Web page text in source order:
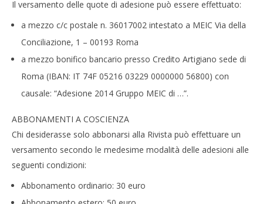
Il versamento delle quote di adesione può essere effettuato:
a mezzo c/c postale n. 36017002 intestato a MEIC Via della
Conciliazione, 1 – 00193 Roma
a mezzo bonifico bancario presso Credito Artigiano sede di
Roma (IBAN: IT 74F 05216 03229 0000000 56800) con
causale: “Adesione 2014 Gruppo MEIC di …”.
ABBONAMENTI A COSCIENZA
Chi desiderasse solo abbonarsi alla Rivista può effettuare un
versamento secondo le medesime modalità delle adesioni alle
seguenti condizioni:
Abbonamento ordinario: 30 euro